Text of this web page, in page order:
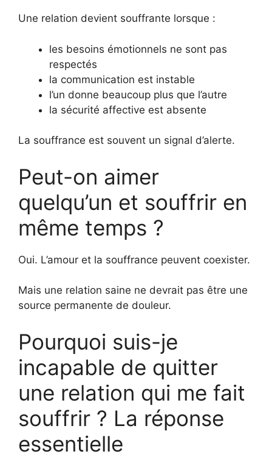
Une relation devient souffrante lorsque :
les besoins émotionnels ne sont pas
respectés
la communication est instable
l’un donne beaucoup plus que l’autre
la sécurité affective est absente
La souffrance est souvent un signal d’alerte.
Peut-on aimer
quelqu’un et souffrir en
même temps ?
Oui. L’amour et la souffrance peuvent coexister.
Mais une relation saine ne devrait pas être une
source permanente de douleur.
Pourquoi suis-je
incapable de quitter
une relation qui me fait
souffrir ? La réponse
essentielle